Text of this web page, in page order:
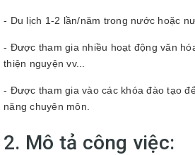
- Du lịch 1-2 lần/năm trong nước hoặc
- Được tham gia nhiều hoạt động văn
thiện nguyện vv...
- Được tham gia vào các khóa đào tạo
năng chuyên môn.
2. Mô tả công việc: